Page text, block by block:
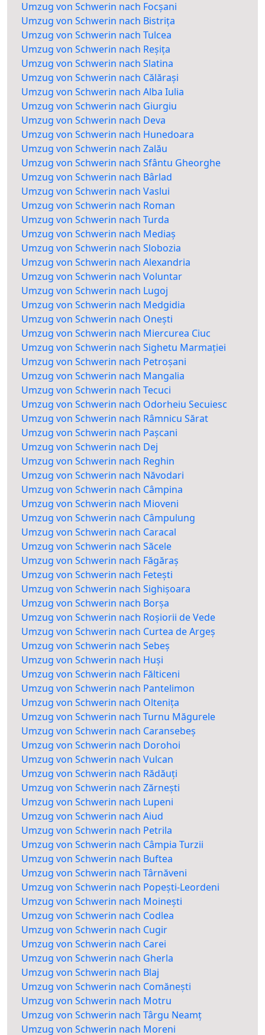
Umzug von Schwerin nach Focșani
Umzug von Schwerin nach Bistrița
Umzug von Schwerin nach Tulcea
Umzug von Schwerin nach Reșița
Umzug von Schwerin nach Slatina
Umzug von Schwerin nach Călărași
Umzug von Schwerin nach Alba Iulia
Umzug von Schwerin nach Giurgiu
Umzug von Schwerin nach Deva
Umzug von Schwerin nach Hunedoara
Umzug von Schwerin nach Zalău
Umzug von Schwerin nach Sfântu Gheorghe
Umzug von Schwerin nach Bârlad
Umzug von Schwerin nach Vaslui
Umzug von Schwerin nach Roman
Umzug von Schwerin nach Turda
Umzug von Schwerin nach Mediaș
Umzug von Schwerin nach Slobozia
Umzug von Schwerin nach Alexandria
Umzug von Schwerin nach Voluntar
Umzug von Schwerin nach Lugoj
Umzug von Schwerin nach Medgidia
Umzug von Schwerin nach Onești
Umzug von Schwerin nach Miercurea Ciuc
Umzug von Schwerin nach Sighetu Marmației
Umzug von Schwerin nach Petroșani
Umzug von Schwerin nach Mangalia
Umzug von Schwerin nach Tecuci
Umzug von Schwerin nach Odorheiu Secuiesc
Umzug von Schwerin nach Râmnicu Sărat
Umzug von Schwerin nach Pașcani
Umzug von Schwerin nach Dej
Umzug von Schwerin nach Reghin
Umzug von Schwerin nach Năvodari
Umzug von Schwerin nach Câmpina
Umzug von Schwerin nach Mioveni
Umzug von Schwerin nach Câmpulung
Umzug von Schwerin nach Caracal
Umzug von Schwerin nach Săcele
Umzug von Schwerin nach Făgăraș
Umzug von Schwerin nach Fetești
Umzug von Schwerin nach Sighișoara
Umzug von Schwerin nach Borșa
Umzug von Schwerin nach Roșiorii de Vede
Umzug von Schwerin nach Curtea de Argeș
Umzug von Schwerin nach Sebeș
Umzug von Schwerin nach Huși
Umzug von Schwerin nach Fălticeni
Umzug von Schwerin nach Pantelimon
Umzug von Schwerin nach Oltenița
Umzug von Schwerin nach Turnu Măgurele
Umzug von Schwerin nach Caransebeș
Umzug von Schwerin nach Dorohoi
Umzug von Schwerin nach Vulcan
Umzug von Schwerin nach Rădăuți
Umzug von Schwerin nach Zărnești
Umzug von Schwerin nach Lupeni
Umzug von Schwerin nach Aiud
Umzug von Schwerin nach Petrila
Umzug von Schwerin nach Câmpia Turzii
Umzug von Schwerin nach Buftea
Umzug von Schwerin nach Târnăveni
Umzug von Schwerin nach Popești-Leordeni
Umzug von Schwerin nach Moinești
Umzug von Schwerin nach Codlea
Umzug von Schwerin nach Cugir
Umzug von Schwerin nach Carei
Umzug von Schwerin nach Gherla
Umzug von Schwerin nach Blaj
Umzug von Schwerin nach Comănești
Umzug von Schwerin nach Motru
Umzug von Schwerin nach Târgu Neamț
Umzug von Schwerin nach Moreni